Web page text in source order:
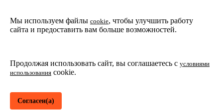
Установка доводчиков двери в Москве
Защитные покрытия
Пленка SunTek ppf ultra
Покрытие Fusso Coat
Мы используем файлы cookie, чтобы улучшить работу
сайта и предоставить вам больше возможностей.
Продолжая использовать сайт, вы соглашаетесь с условиями
использования cookie.
Согласен(а)